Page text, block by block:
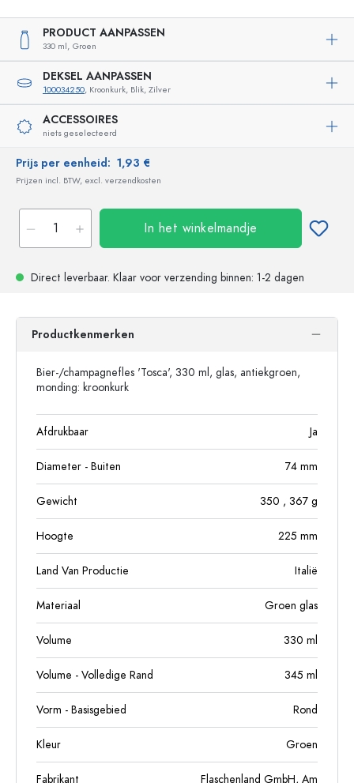
PRODUCT AANPASSEN
330 ml, Groen
DEKSEL AANPASSEN
100034250, Kroonkurk, Blik, Zilver
ACCESSOIRES
niets geselecteerd
Prijs per eenheid: 1,93 €
Prijzen incl. BTW, excl. verzendkosten
In het winkelmandje
Direct leverbaar. Klaar voor verzending binnen: 1-2 dagen
Productkenmerken
Bier-/champagnefles 'Tosca', 330 ml, glas, antiekgroen,
monding: kroonkurk
Afdrukbaar Ja
Diameter - Buiten 74 mm
Gewicht 350 , 367 g
Hoogte 225 mm
Land Van Productie Italië
Materiaal Groen glas
Volume 330 ml
Volume - Volledige Rand 345 ml
Vorm - Basisgebied Rond
Kleur Groen
Fabrikant Flaschenland GmbH, Am